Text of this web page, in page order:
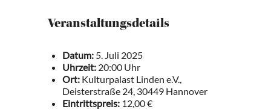
Veranstaltungsdetails
Datum: 5. Juli 2025
Uhrzeit: 20:00 Uhr
Ort: Kulturpalast Linden e.V.,
Deisterstraße 24, 30449 Hannover
Eintrittspreis: 12,00 €